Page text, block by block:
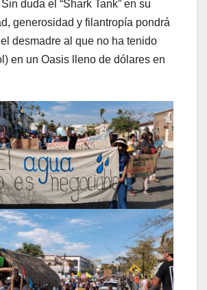
duda el “Shark Tank” en su
generosidad y filantropía pondrá
desmadre al que no ha tenido
en un Oasis lleno de dólares en